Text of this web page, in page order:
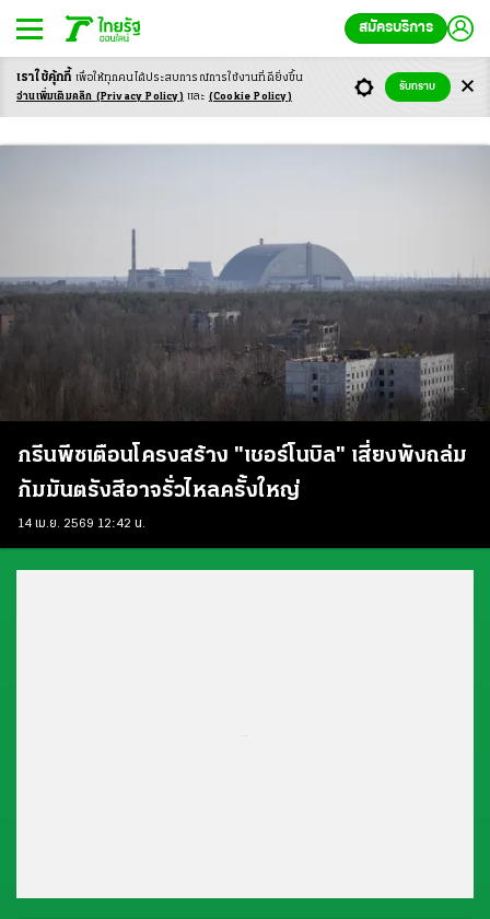
สมัครบริการ
กัมมันตรังสี
กรีนพีซเตือนโครงสร้าง "เชอร์โนบิล" เสี่ยงพังถล่ม
กัมมันตรังสีอาจรั่วไหลครั้งใหญ่
14 เม.ย. 2569 12:42 น.
เราใช้คุ้กกี้ เพื่อให้ทุกคนได้ประสบการณ์การใช้งานที่ดียิ่งขึ้น
อ่านเพิ่มเติมคลิก (Privacy Policy) และ (Cookie Policy)
รับทราบ